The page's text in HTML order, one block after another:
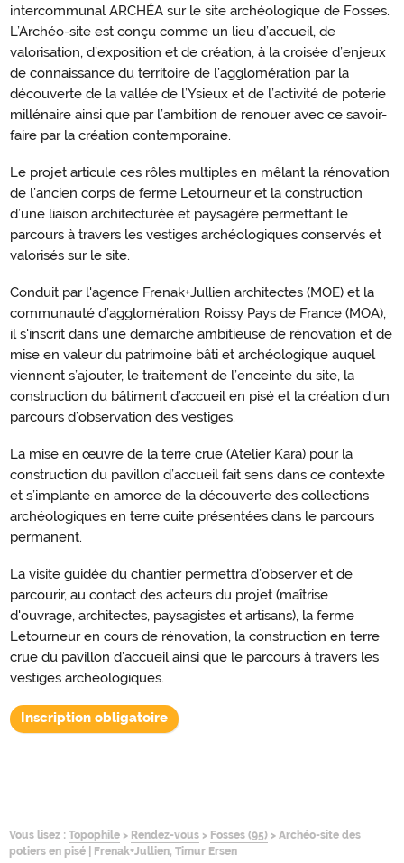
intercommunal ARCHÉA sur le site archéologique de Fosses.
L’Archéo-site est conçu comme un lieu d’accueil, de
valorisation, d’exposition et de création, à la croisée d’enjeux
de connaissance du territoire de l’agglomération par la
découverte de la vallée de l’Ysieux et de l’activité de poterie
millénaire ainsi que par l’ambition de renouer avec ce savoir-
faire par la création contemporaine.
Le projet articule ces rôles multiples en mêlant la rénovation
de l’ancien corps de ferme Letourneur et la construction
d’une liaison architecturée et paysagère permettant le
parcours à travers les vestiges archéologiques conservés et
valorisés sur le site.
Conduit par l'agence Frenak+Jullien architectes (MOE) et la
communauté d’agglomération Roissy Pays de France (MOA),
il s'inscrit dans une démarche ambitieuse de rénovation et de
mise en valeur du patrimoine bâti et archéologique auquel
viennent s’ajouter, le traitement de l’enceinte du site, la
construction du bâtiment d’accueil en pisé et la création d’un
parcours d’observation des vestiges.
La mise en œuvre de la terre crue (Atelier Kara) pour la
construction du pavillon d’accueil fait sens dans ce contexte
et s’implante en amorce de la découverte des collections
archéologiques en terre cuite présentées dans le parcours
permanent.
La visite guidée du chantier permettra d’observer et de
parcourir, au contact des acteurs du projet (maîtrise
d'ouvrage, architectes, paysagistes et artisans), la ferme
Letourneur en cours de rénovation, la construction en terre
crue du pavillon d’accueil ainsi que le parcours à travers les
vestiges archéologiques.
Inscription obligatoire
Vous lisez : Topophile > Rendez-vous > Fosses (95) > Archéo-site des
potiers en pisé | Frenak+Jullien, Timur Ersen